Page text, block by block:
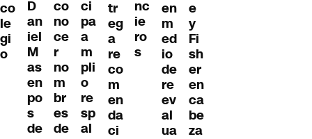
co
le
gi
o
D
an
iel
M
as
en
po
s
de
co
no
ce
r
no
m
br
es
de
ci
pa
a
m
pli
o
re
sp
al
tr
eg
a
re
co
m
en
da
ci
nc
ie
ro
s
en
m
ed
io
de
re
ev
al
ua
e
y
Fi
sh
er
en
ca
be
za